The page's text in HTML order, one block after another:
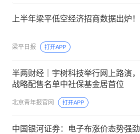
上半年梁平低空经济招商数据出炉！
梁平日报 打开APP
半两财经｜宇树科技举行网上路演，
战略配售名单中社保基金居首位
北京青年报官网 打开APP
中国银河证券：电子布涨价态势强劲